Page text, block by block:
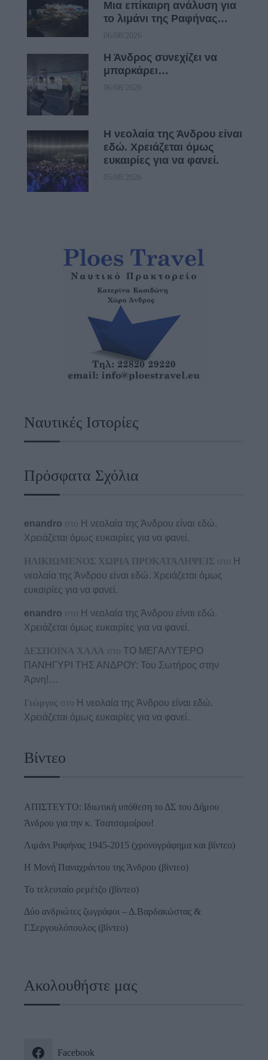
Μια επίκαιρη ανάλυση για
το λιμάνι της Ραφήνας…
06/08/2026
Η Άνδρος συνεχίζει να
μπαρκάρει…
06/08/2026
Η νεολαία της Άνδρου είναι
εδώ. Χρειάζεται όμως
ευκαιρίες για να φανεί.
05/08/2026
Ναυτικές Ιστορίες
Πρόσφατα Σχόλια
enandro στο Η νεολαία της Άνδρου είναι εδώ.
Χρειάζεται όμως ευκαιρίες για να φανεί.
ΗΛΙΚΙΩΜΕΝΟΣ ΧΩΡΙΑ ΠΡΟΚΑΤΑΛΗΨΕΙΣ στο Η
νεολαία της Άνδρου είναι εδώ. Χρειάζεται όμως
ευκαιρίες για να φανεί.
enandro στο Η νεολαία της Άνδρου είναι εδώ.
Χρειάζεται όμως ευκαιρίες για να φανεί.
ΔΕΣΠΟΙΝΑ ΧΑΛΑ στο ΤΟ ΜΕΓΑΛΥΤΕΡΟ
ΠΑΝΗΓΥΡΙ ΤΗΣ ΑΝΔΡΟΥ: Του Σωτήρος στην
Άρνη!…
Γιώργος στο Η νεολαία της Άνδρου είναι εδώ.
Χρειάζεται όμως ευκαιρίες για να φανεί.
Βίντεο
ΑΠΙΣΤΕΥΤΟ: Ιδιωτική υπόθεση το ΔΣ του Δήμου
Άνδρου για την κ. Τσατσομοίρου!
Λιμάνι Ραφήνας 1945-2015 (χρονογράφημα και βίντεο)
Η Μονή Παναχράντου της Άνδρου (βίντεο)
Το τελευταίο ρεμέτζο (βίντεο)
Δύο ανδριώτες ζωγράφοι – Δ.Βαρδακώστας &
Γ.Σεργουλόπουλος (βίντεο)
Ακολουθήστε μας
Facebook